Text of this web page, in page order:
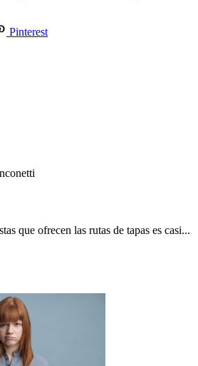
Pinterest
que ofrecen las rutas de tapas es casi...